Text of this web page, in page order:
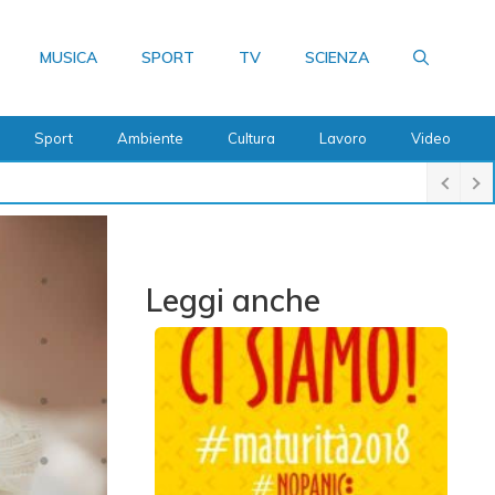
MUSICA SPORT TV SCIENZA
Sport Ambiente Cultura Lavoro Video
Leggi anche